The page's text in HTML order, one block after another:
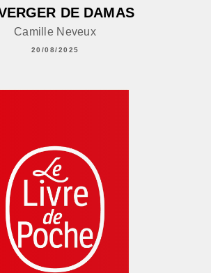
DE DAMAS
Camille Neveux
20/08/2025